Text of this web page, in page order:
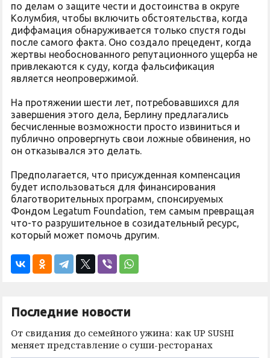
по делам о защите чести и достоинства в округе
Колумбия, чтобы включить обстоятельства, когда
диффамация обнаруживается только спустя годы
после самого факта. Оно создало прецедент, когда
жертвы необоснованного репутационного ущерба не
привлекаются к суду, когда фальсификация
является неопровержимой.
На протяжении шести лет, потребовавшихся для
завершения этого дела, Берлину предлагались
бесчисленные возможности просто извиниться и
публично опровергнуть свои ложные обвинения, но
он отказывался это делать.
Предполагается, что присужденная компенсация
будет использоваться для финансирования
благотворительных программ, спонсируемых
Фондом Legatum Foundation, тем самым превращая
что-то разрушительное в созидательный ресурс,
который может помочь другим.
Последние новости
От свидания до семейного ужина: как UP SUSHI
меняет представление о суши-ресторанах